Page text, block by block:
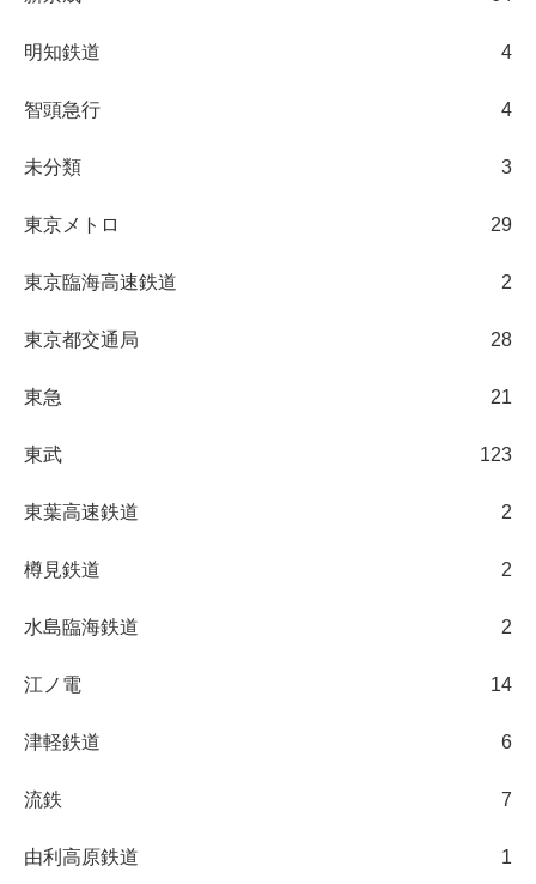
明知鉄道 4
智頭急行 4
未分類 3
東京メトロ 29
東京臨海高速鉄道 2
東京都交通局 28
東急 21
東武 123
東葉高速鉄道 2
樽見鉄道 2
水島臨海鉄道 2
江ノ電 14
津軽鉄道 6
流鉄 7
由利高原鉄道 1